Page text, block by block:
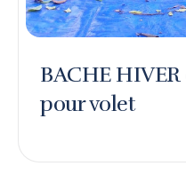
BACHE
pour volet